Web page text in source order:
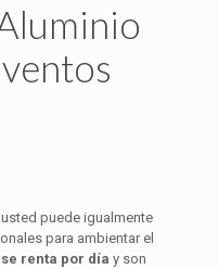
puede igualmente
para ambientar el
renta por día y son